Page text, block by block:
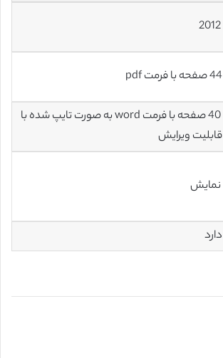
44 صفحه با فرمت pdf
40 صفحه با فرمت word به صورت تایپ شده با
قابلیت ویرایش
نمایش
دارد